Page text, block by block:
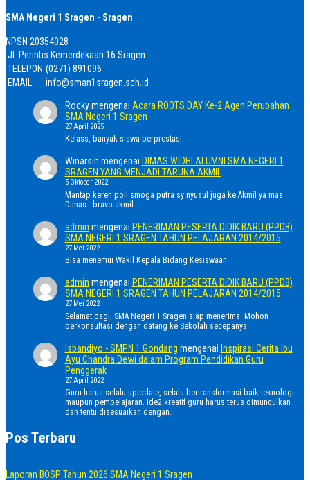
SMA Negeri 1 Sragen - Sragen
NPSN 20354028
Jl. Perintis Kemerdekaan 16 Sragen
TELEPON (0271) 891096
EMAIL
info@sman1sragen.sch.id
Rockymengenai Acara ROOTS DAY Ke-2 Agen Perubahan
SMA Negeri 1 Sragen
27 April 2025
Kelass, banyak siswa berprestasi
Winarsih mengenai DIMAS WIDHI ALUMNI SMA NEGERI 1
SRAGEN YANG MENJADI TARUNA AKMIL
5 Oktober 2022
Mantap keren poll smoga putra sy nyusul juga ke Akmil ya mas
Dimas...bravo akmil
admin mengenai PENERIMAN PESERTA DIDIK BARU (PPDB)
SMA NEGERI 1 SRAGEN TAHUN PELAJARAN 2014/2015
27 Mei 2022
Bisa menemui Wakil Kepala Bidang Kesiswaan.
admin mengenai PENERIMAN PESERTA DIDIK BARU (PPDB)
SMA NEGERI 1 SRAGEN TAHUN PELAJARAN 2014/2015
27 Mei 2022
Selamat pagi, SMA Negeri 1 Sragen siap menerima. Mohon
berkonsultasi dengan datang ke Sekolah secepanya.
Isbandiyo - SMPN 1 Gondang mengenai Inspirasi Cerita Ibu
Ayu Chandra Dewi dalam Program Pendidikan Guru
Penggerak
27 April 2022
Guru harus selalu uptodate, selalu bertransformasi baik teknologi
maupun pembelajaran. Ide2 kreatif guru harus terus dimunculkan
dan tentu disesuaikan dengan…
Pos Terbaru
Laporan BOSP Tahun 2026 SMA Negeri 1 Sragen